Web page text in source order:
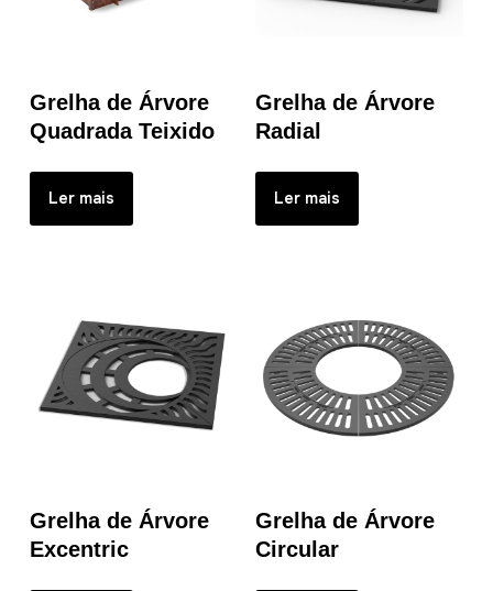
Grelha de Árvore
Quadrada Teixido
Ler mais
Grelha de Árvore
Radial
Ler mais
Grelha de Árvore
Excentric
Grelha de Árvore
Circular